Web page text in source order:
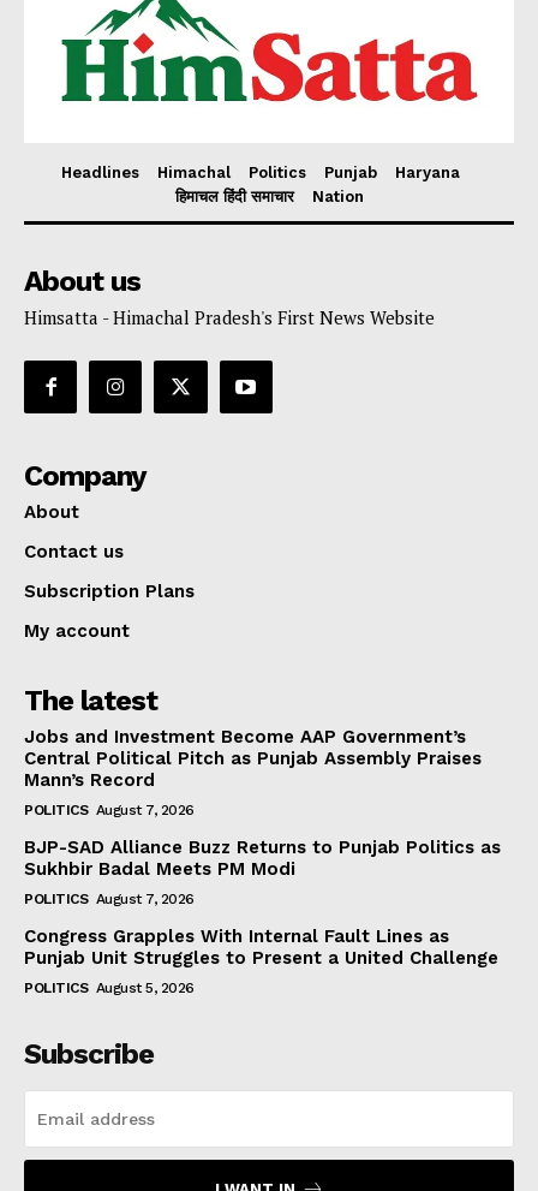
Headlines Himachal Politics Punjab
Haryana
हिमाचल हिंदी समाचार
Nation
About us
Himsatta - Himachal Pradesh's First News Website
Company
About
Contact us
Subscription Plans
My account
The latest
Jobs and Investment Become AAP Government’s
Central Political Pitch as Punjab Assembly Praises
Mann’s Record
POLITICS August 7, 2026
BJP-SAD Alliance Buzz Returns to Punjab Politics as
Sukhbir Badal Meets PM Modi
POLITICS August 7, 2026
Congress Grapples With Internal Fault Lines as
Punjab Unit Struggles to Present a United Challenge
POLITICS August 5, 2026
Subscribe